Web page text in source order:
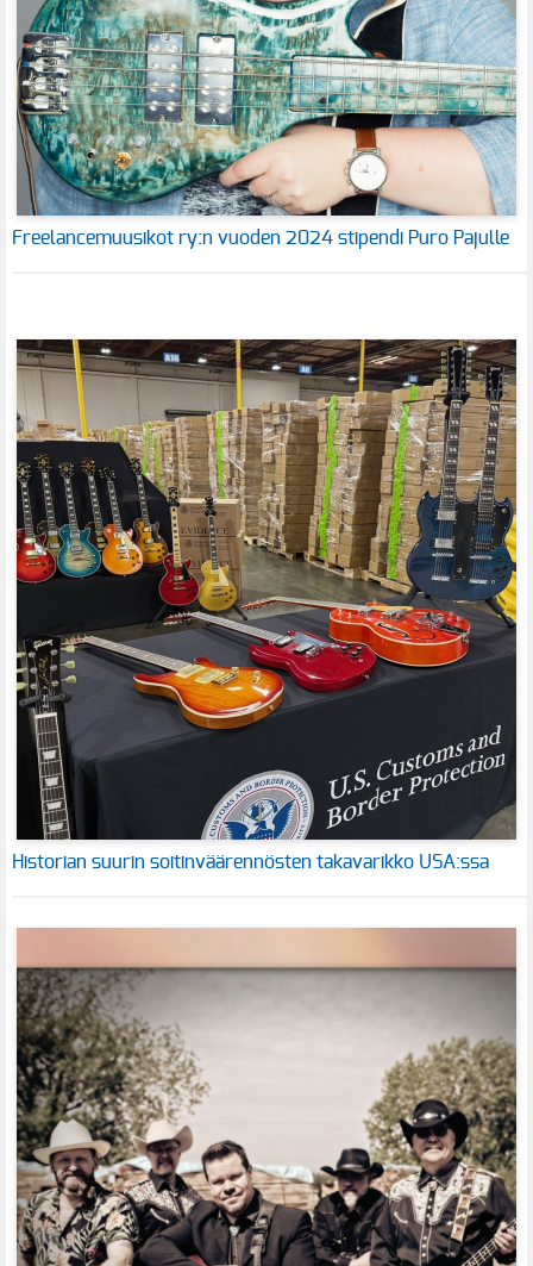
Freelancemuusikot ry:n vuoden 2024 stipendi Puro Pajulle
Historian suurin soitinväärennösten takavarikko USA:ssa